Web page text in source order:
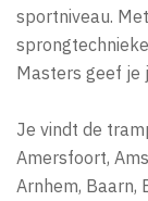
sportniveau.
Masters geef je
Je vindt de
Amersfoort,
Arnhem, Baarn,